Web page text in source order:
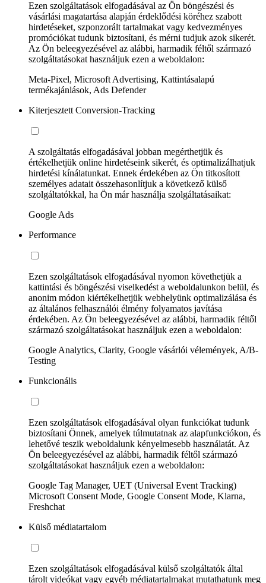
Ezen szolgáltatások elfogadásával az Ön böngészési és
vásárlási magatartása alapján érdeklődési köréhez szabott
hirdetéseket, szponzorált tartalmakat vagy kedvezményes
promóciókat tudunk biztosítani, és mérni tudjuk azok sikerét.
Az Ön beleegyezésével az alábbi, harmadik féltől származó
szolgáltatásokat használjuk ezen a weboldalon:
Meta-Pixel, Microsoft Advertising, Kattintásalapú
termékajánlások, Ads Defender
Kiterjesztett Conversion-Tracking
A szolgáltatás elfogadásával jobban megérthetjük és
értékelhetjük online hirdetéseink sikerét, és optimalizálhatjuk
hirdetési kínálatunkat. Ennek érdekében az Ön titkosított
személyes adatait összehasonlítjuk a következő külső
szolgáltatókkal, ha Ön már használja szolgáltatásaikat:
Google Ads
Performance
Ezen szolgáltatások elfogadásával nyomon követhetjük a
kattintási és böngészési viselkedést a weboldalunkon belül, és
anonim módon kiértékelhetjük webhelyünk optimalizálása és
az általános felhasználói élmény folyamatos javítása
érdekében. Az Ön beleegyezésével az alábbi, harmadik féltől
származó szolgáltatásokat használjuk ezen a weboldalon:
Google Analytics, Clarity, Google vásárlói vélemények, A/B-
Testing
Funkcionális
Ezen szolgáltatások elfogadásával olyan funkciókat tudunk
biztosítani Önnek, amelyek túlmutatnak az alapfunkciókon, és
lehetővé teszik weboldalunk kényelmesebb használatát. Az
Ön beleegyezésével az alábbi, harmadik féltől származó
szolgáltatásokat használjuk ezen a weboldalon:
Google Tag Manager, UET (Universal Event Tracking)
Microsoft Consent Mode, Google Consent Mode, Klarna,
Freshchat
Külső médiatartalom
Ezen szolgáltatások elfogadásával külső szolgáltatók által
tárolt videókat vagy egyéb médiatartalmakat mutathatunk meg